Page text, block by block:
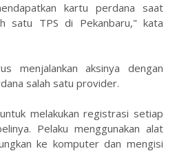
kartu perdana saat
satu TPS di Pekanbaru," kata
menjalankan aksinya dengan
salah satu provider.
melakukan registrasi setiap
Pelaku menggunakan alat
ke komputer dan mengisi